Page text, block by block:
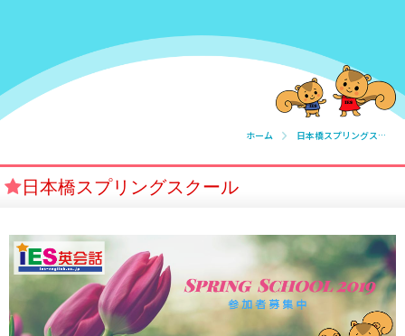
ホーム 日本橋スプリングスクール
日本橋スプリングスクール